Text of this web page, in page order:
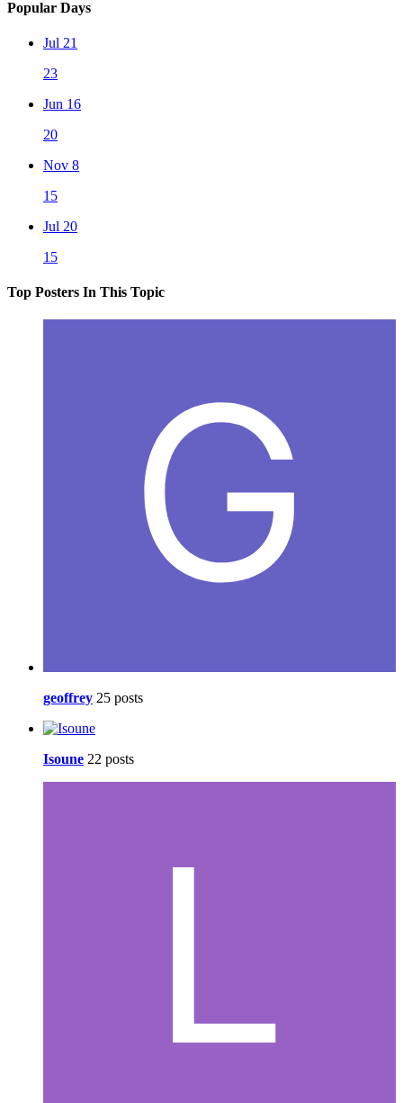
Popular Days
Jul 21
23
Jun 16
20
Nov 8
15
Jul 20
15
Top Posters In This Topic
geoffrey 25 posts
Isoune 22 posts